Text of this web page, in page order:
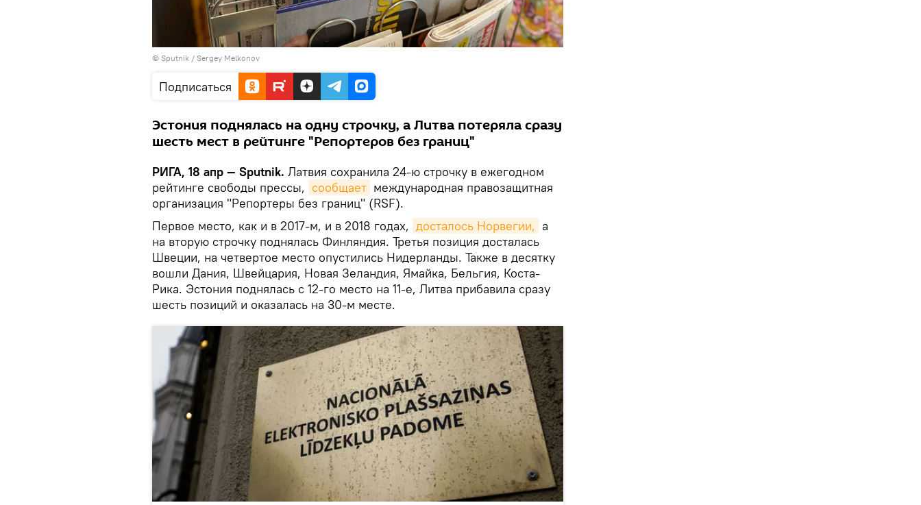
© Sputnik / Sergey Melkonov
Подписаться
Эстония поднялась на одну строчку, а Литва потеряла сразу
шесть мест в рейтинге "Репортеров без границ"
РИГА, 18 апр — Sputnik. Латвия сохранила 24-ю строчку в ежегодном
рейтинге свободы прессы, сообщает международная правозащитная
организация "Репортеры без границ" (RSF).
Первое место, как и в 2017-м, и в 2018 годах, досталось Норвегии, а
на вторую строчку поднялась Финляндия. Третья позиция досталась
Швеции, на четвертое место опустились Нидерланды. Также в десятку
вошли Дания, Швейцария, Новая Зеландия, Ямайка, Бельгия, Коста-
Рика. Эстония поднялась с 12-го место на 11-е, Литва прибавила сразу
шесть позиций и оказалась на 30-м месте.